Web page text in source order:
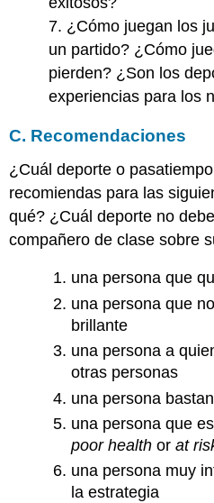
7. ¿Cómo juegan los
un partido? ¿Cómo
pierden? ¿Son los
experiencias para los
C. Recomendaciones
¿Cuál deporte o
recomiendas para las
qué? ¿Cuál deporte no
compañero de clase sobre
una persona que
una persona que
brillante
una persona a
otras personas
una persona
una persona que
poor health orat
una persona muy
la estrategia